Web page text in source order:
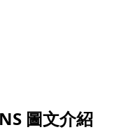
圖文介紹